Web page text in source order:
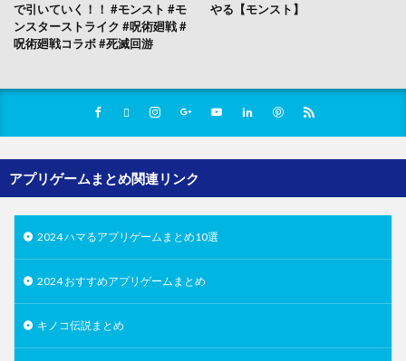
で引いていく！！ #モンスト #モ
ンスターストライク #呪術廻戦 #
呪術廻戦コラボ #死滅回游
やる【モンスト】
アプリゲームまとめ関連リンク
2024 ハマるアプリゲームまとめ10選
2024 おすすめアプリゲームまとめ
キノコ伝説まとめ